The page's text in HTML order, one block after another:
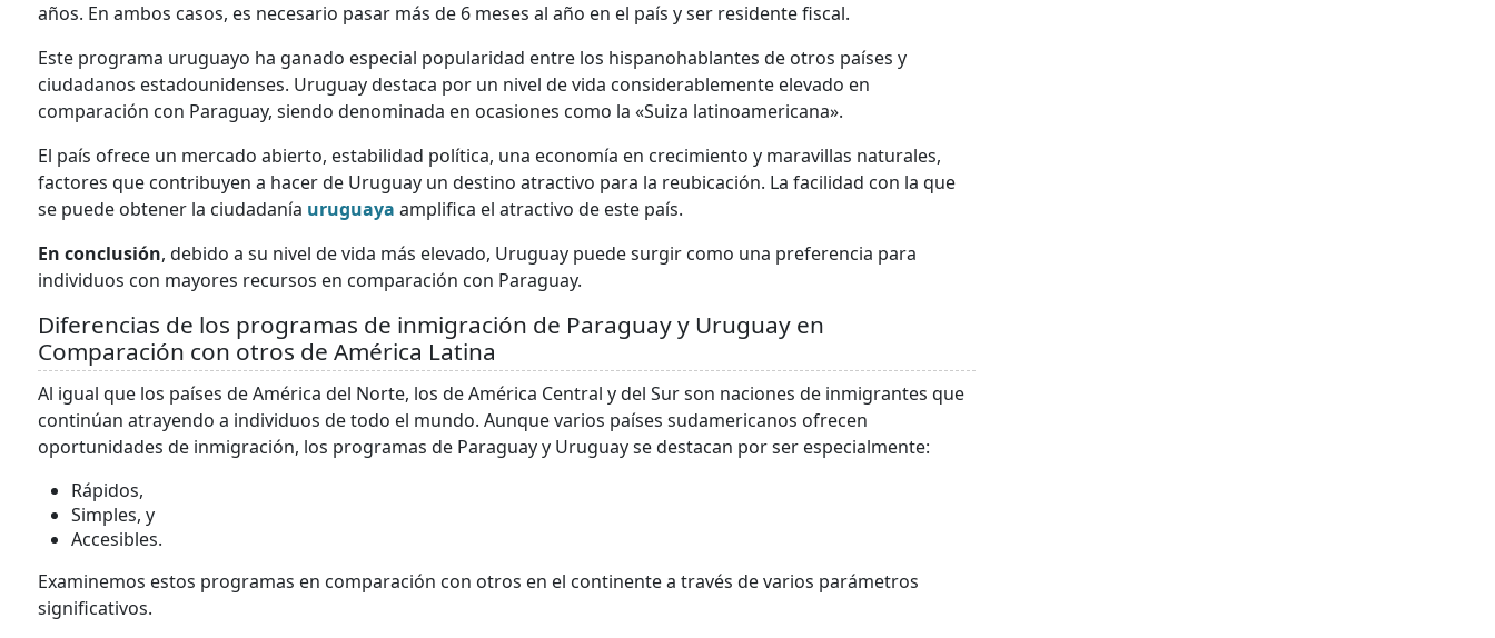
años. En ambos casos, es necesario pasar más de 6 meses al año en el país y ser residente fiscal.
Este programa uruguayo ha ganado especial popularidad entre los hispanohablantes de otros países y
ciudadanos estadounidenses. Uruguay destaca por un nivel de vida considerablemente elevado en
comparación con Paraguay, siendo denominada en ocasiones como la «Suiza latinoamericana».
El país ofrece un mercado abierto, estabilidad política, una economía en crecimiento y maravillas naturales,
factores que contribuyen a hacer de Uruguay un destino atractivo para la reubicación. La facilidad con la que
se puede obtener la ciudadanía uruguaya amplifica el atractivo de este país.
En conclusión, debido a su nivel de vida más elevado, Uruguay puede surgir como una preferencia para
individuos con mayores recursos en comparación con Paraguay.
Diferencias de los programas de inmigración de Paraguay y Uruguay en
Comparación con otros de América Latina
Al igual que los países de América del Norte, los de América Central y del Sur son naciones de inmigrantes que
continúan atrayendo a individuos de todo el mundo. Aunque varios países sudamericanos ofrecen
oportunidades de inmigración, los programas de Paraguay y Uruguay se destacan por ser especialmente:
Rápidos,
Simples, y
Accesibles.
Examinemos estos programas en comparación con otros en el continente a través de varios parámetros
significativos.